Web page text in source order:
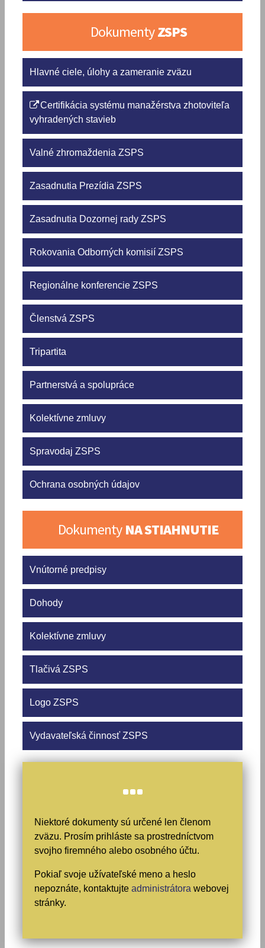
DokumentyZSPS
Hlavné ciele, úlohy a zameranie zväzu
Certifikácia systému manažérstva zhotoviteľa
vyhradených stavieb
Valné zhromaždenia ZSPS
Zasadnutia Prezídia ZSPS
Zasadnutia Dozornej rady ZSPS
Rokovania Odborných komisií ZSPS
Regionálne konferencie ZSPS
Členstvá ZSPS
Tripartita
Partnerstvá a spolupráce
Kolektívne zmluvy
Spravodaj ZSPS
Ochrana osobných údajov
Dokumenty NA STIAHNUTIE
Vnútorné predpisy
Dohody
Kolektívne zmluvy
Tlačivá ZSPS
Logo ZSPS
Vydavateľská činnosť ZSPS
Niektoré dokumenty sú určené len členom
zväzu. Prosím prihláste sa prostredníctvom
svojho firemného alebo osobného účtu.
Pokiaľ svoje užívateľské meno a heslo
nepoznáte, kontaktujte administrátora webovej
stránky.